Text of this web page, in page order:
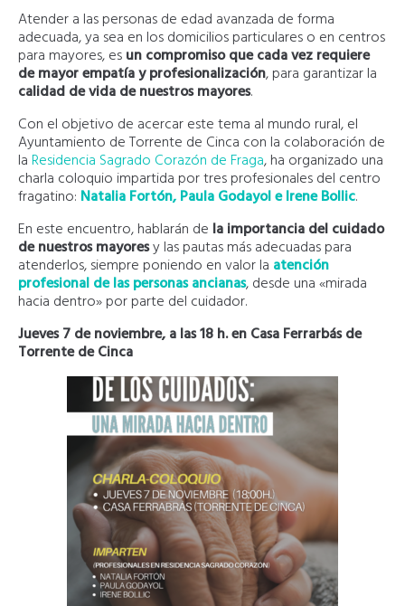
Atender a las personas de edad avanzada de forma
adecuada, ya sea en los domicilios particulares o en centros
para mayores, esun compromiso que cada vez requiere
de mayor empatía y profesionalización, para garantizar la
calidad de vida de nuestros mayores.
Con el objetivo de acercar este tema al mundo rural, el
Ayuntamiento de Torrente de Cinca con la colaboración de
laResidencia Sagrado Corazón de Fraga, ha organizado una
charla coloquio impartida por tres profesionales del centro
fragatino: Natalia Fortón, Paula Godayol e Irene Bollic.
En este encuentro, hablarán de la importancia del cuidado
de nuestros mayoresy las pautas más adecuadas para
atenderlos, siempre poniendo en valor la atención
profesional de las personas ancianas, desde una «mirada
hacia dentro» por parte del cuidador.
Jueves 7 de noviembre, a las 18 h. en Casa Ferrarbás de
Torrente de Cinca